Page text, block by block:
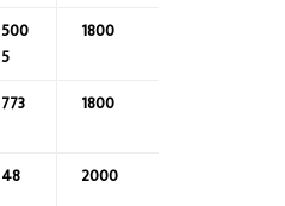
500
5
1800
773 1800
48 2000